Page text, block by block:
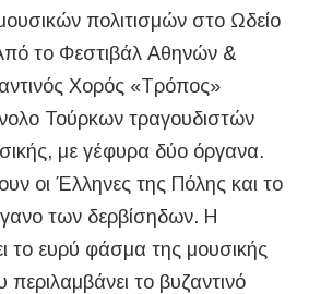
πολιτισμών στο Ωδείο
το Φεστιβάλ Αθηνών &
Χορός «Τρόπος»
Τούρκων τραγουδιστών
με γέφυρα δύο όργανα.
οι Έλληνες της Πόλης και το
των δερβίσηδων. Η
το ευρύ φάσμα της μουσικής
το βυζαντινό